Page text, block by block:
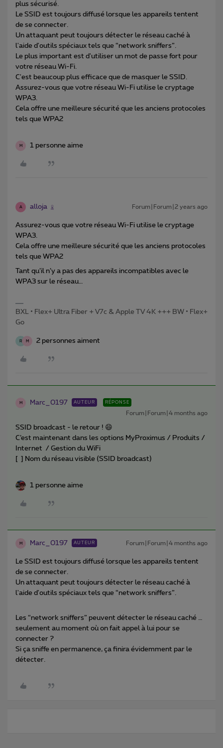
plus sécurisé.
Le SSID est toujours diffusé lorsque les appareils tentent
de se connecter.
Un attaquant peut toujours détecter le réseau caché à
l'aide d'outils spéciaux tels que “network sniffers”.
Le plus important est d'utiliser un mot de passe fort pour
votre réseau Wi-Fi.
C'est beaucoup plus efficace que de masquer le SSID.
Assurez-vous que votre réseau Wi-Fi utilise le cryptage
WPA3.
Cela offre une meilleure sécurité que les anciens protocoles
tels que WPA2
M 1 personne aime
A alloja Forum|Forum|2 years ago
Assurez-vous que votre réseau Wi-Fi utilise le cryptage
WPA3.
Cela offre une meilleure sécurité que les anciens protocoles
tels que WPA2
Tant qu’il n’y a pas des appareils incompatibles avec le
WPA3 sur le réseau…
BXL • Flex+ Ultra Fiber + V7c & Apple TV 4K +++ BW • Flex+
Go
R M 2 personnes aiment
M Marc_0197 AUTEUR RÉPONSE
Forum|Forum|4 months ago
SSID broadcast - le retour ! 😄
C’est maintenant dans les options MyProximus / Produits /
Internet / Gestion du WiFi
[ ] Nom du réseau visible (SSID broadcast)
1 personne aime
M Marc_0197 AUTEUR Forum|Forum|4 months ago
Le SSID est toujours diffusé lorsque les appareils tentent
de se connecter.
Un attaquant peut toujours détecter le réseau caché à
l'aide d'outils spéciaux tels que “network sniffers”.
Les “network sniffers” peuvent détecter le réseau caché …
seulement au moment où on fait appel à lui pour se
connecter ?
Si ça sniffe en permanence, ça finira évidemment par le
détecter.